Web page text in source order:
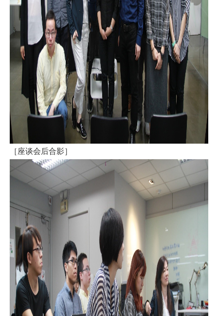
［座谈会后合影］